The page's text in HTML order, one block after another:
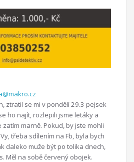
ztratil se mi v pondělí 29.3 pejsek
ho najít, rozlepili jsme letáky a
marně. Pokud, by jste mohli
třeba sdílením na Fb, byla bych
daleko muže být po tolika dnech,
Měl na sobě červený obojek.